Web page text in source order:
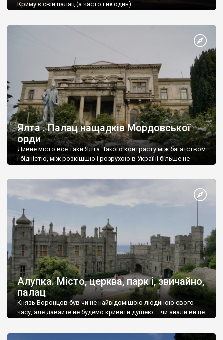
Криму є свій палац (а часто і не один).
Ялта . Палац нащадків Мордовської
орди
Дивне місто все таки Ялта. Такого контрасту між багатством
і бідністю, між розкішшю і розрухою в Україні більше не
Алупка. Місто, церква, парк і, звичайно,
палац
Князь Воронцов був чи не найвідомішою людиною свого
часу, але давайте не будемо кривити душею – чи знали ви це